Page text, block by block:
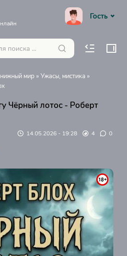
Гость
мир » Ужасы, мистика »
Чёрный лотос - Роберт
14.05.2026 - 19:28 4 0